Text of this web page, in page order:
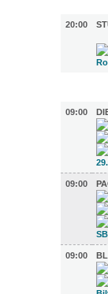
20:00
09:00
09:00
09:00